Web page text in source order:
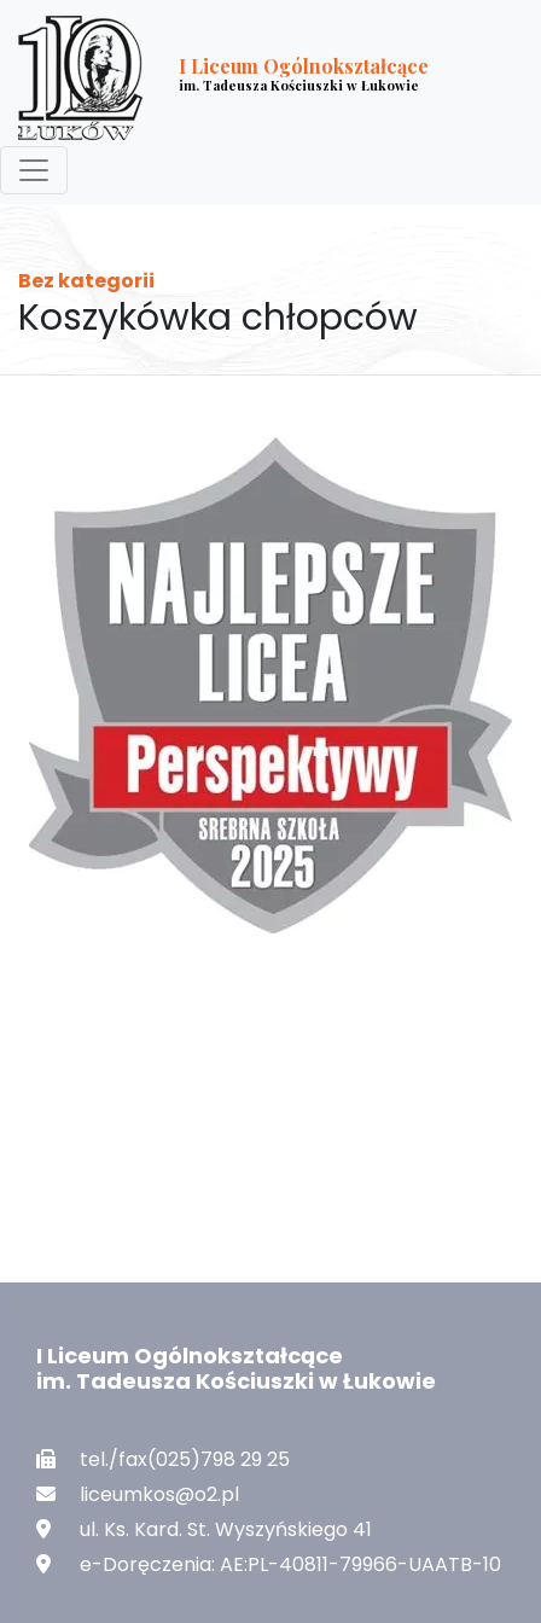
I Liceum Ogólnokształcące
im. Tadeusza Kościuszki w Łukowie
Bez kategorii
Koszykówka chłopców
I Liceum Ogólnokształcące
im. Tadeusza Kościuszki w Łukowie
tel./fax(025)798 29 25
liceumkos@o2.pl
ul. Ks. Kard. St. Wyszyńskiego 41
e-Doręczenia: AE:PL-40811-79966-UAATB-10